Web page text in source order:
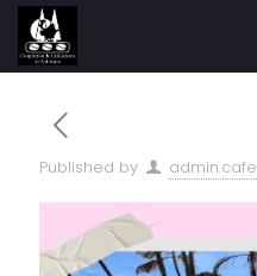
Published by admin.cafe